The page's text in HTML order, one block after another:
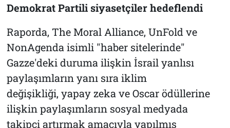
Demokrat Partili siyasetçiler hedeflendi
Raporda, The Moral Alliance, UnFold ve
NonAgenda isimli "haber sitelerinde"
Gazze'deki duruma ilişkin İsrail yanlısı
paylaşımların yanı sıra iklim
değişikliği, yapay zeka ve Oscar ödüllerine
ilişkin paylaşımların sosyal medyada
takipçi artırmak amacıyla yapılmış